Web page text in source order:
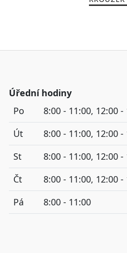
Úřední hodiny
Po
8:00 - 11:00, 12:00 -
Út
8:00 - 11:00, 12:00 -
St
8:00 - 11:00, 12:00 -
Čt
8:00 - 11:00, 12:00 -
Pá
8:00 - 11:00